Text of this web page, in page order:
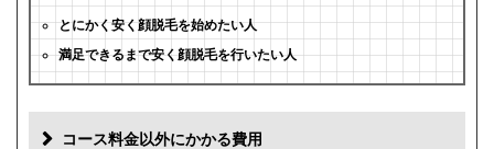
とにかく安く顔脱毛を始めたい人
満足できるまで安く顔脱毛を行いたい人
コース料金以外にかかる費用